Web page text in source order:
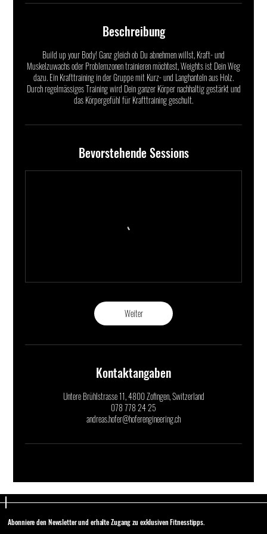
Beschreibung
Build up your Body! Ganz gleich ob Du abnehmen willst, Kraft- und
Muskelzuwachs oder Problemzonen trainieren möchtest, Weights ist Dein Weg
dazu. Ein Krafttraining in der Gruppe mit Kurz- und Langhanteln aus Holz.
Durch regelmässiges Training wird Dein ganzer Körper nachhaltig gestärkt und
das Körpergefühl für Krafttraining geschult.
Bevorstehende Sessions
Weiter
Kontaktangaben
Untere Brühlstrasse 11, 4800 Zofingen, Switzerland
078 778 24 25
andreas.hofer@hoferengineering.ch
Abonniere den Newsletter und erhalte Zugang zu exklusiven Fitnesstipps.
Abonniere den Newsletter und erhalte Zugang zu exklusiven Fitnesstipps.